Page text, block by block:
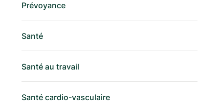
Prévoyance
Santé
Santé au travail
Santé cardio-vasculaire